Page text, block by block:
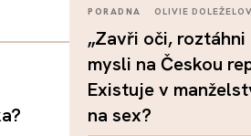
PORADNA OLIVIE
„Zavři oči, roztáhni
mysli na Českou
Existuje v
na sex?